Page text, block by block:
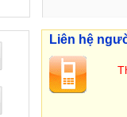
Liên hệ